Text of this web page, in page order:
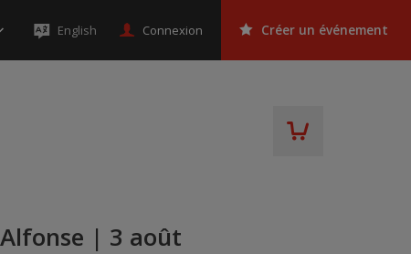
English Connexion Créer un événement
| 3 août